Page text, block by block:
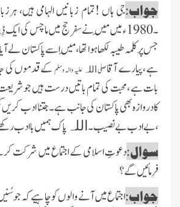
جواب:جی ہاں !تمام زبانیں الہامی ہیں،
۔ 1980ء میں مَیں نے سفرحج میں ماچس کی ایک
جس پر کلمہ طیبہ لکھاہوا تھا، مَیں اسے پاکستان
ہے ،پیارے آقاصلیاللہ علیہ والہ وسلمکے قدموں کی
بات ہے ،محبت کی تمام باتیں درست ہیں جو
کادروازہ بھی پاکستان کی جانب ہے ۔جتنا ادب
،بے ادب بے نصیب۔اللہ پاک ہمیں باادب
سوال:دعوتِ اسلامی کے اجتماع میں شرکت
فرمائیں گے ؟
جواب:اجتماع میں آنے والوں کو چاہیے کہ